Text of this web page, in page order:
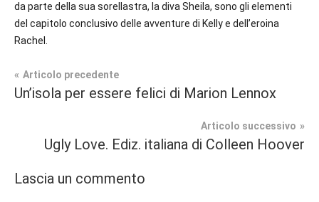
da parte della sua sorellastra, la diva Sheila, sono gli elementi
del capitolo conclusivo delle avventure di Kelly e dell’eroina
Rachel.
Tag
#bloggerlife ,
#booklover,
Contemporary
Prossime
Navigazione
Articolo precedente
Un’isola per essere felici di Marion Lennox
Articolo successivo
Ugly Love. Ediz. italiana di Colleen Hoover
Lascia un commento